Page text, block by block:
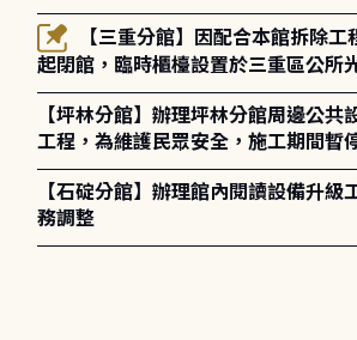
網路升級更新將暫停服務。
起閉館，臨時櫃檯設置於三重區公所
造成不便，敬請見諒。
【坪林分館】辦理坪林分館周邊公共
工程，為維護民眾安全，施工期間暫
【石碇分館】辦理館內閱讀設備升級
務調整